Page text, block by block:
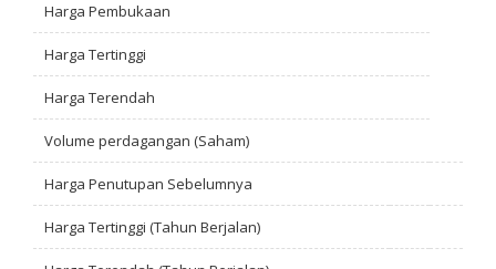
Harga Pembukaan
Harga Tertinggi
Harga Terendah
Volume perdagangan (Saham)
Harga Penutupan Sebelumnya
Harga Tertinggi (Tahun Berjalan)